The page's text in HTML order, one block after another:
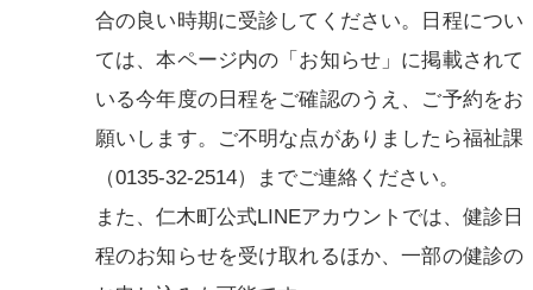
合の良い時期に受診してください。日程につい
ては、本ページ内の「お知らせ」に掲載されて
いる今年度の日程をご確認のうえ、ご予約をお
願いします。ご不明な点がありましたら福祉課
（0135-32-2514）までご連絡ください。
また、仁木町公式LINEアカウントでは、健診日
程のお知らせを受け取れるほか、一部の健診の